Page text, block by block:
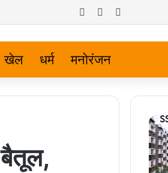
Log InRandom Article
खेल धर्म मनोरंजन